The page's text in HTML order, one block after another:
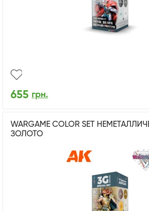
655 грн.
WARGAME COLOR SET
ЗОЛОТО